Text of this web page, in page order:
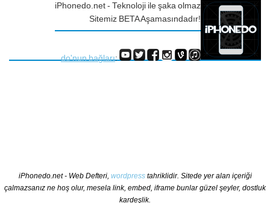
iPhonedo.net - Teknoloji ile şaka olmaz
Sitemiz BETA Aşamasındadır!
do'nun bağları:
iPhonedo.net - Web Defteri, wordpresstahriklidir. Sitede yer alan içeriği
çalmazsanız ne hoş olur, mesela link, embed, iframe bunlar güzel şeyler, dostluk
kardeşlik.